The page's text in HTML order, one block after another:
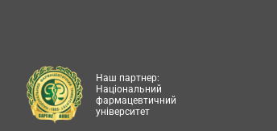
Наш партнер:
Національний
фармацевтичний
університет